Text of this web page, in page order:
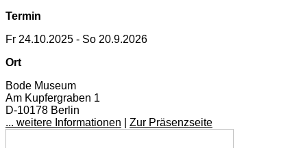
Termin
Fr 24.10.2025 - So 20.9.2026
Ort
Bode Museum
Am Kupfergraben 1
D-10178 Berlin
... weitere Informationen
Zur Präsenzseite